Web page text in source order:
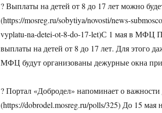
? Выплаты на детей от 8 до 17 лет можно
(https://mosreg.ru/sobytiya/novosti/news-
vyplatu-na-detei-ot-8-do-17-let)С 1 мая в МФЦ
выплаты на детей от 8 до 17 лет. Для этого
МФЦ будут организованы дежурные окна
? Портал «Добродел» напоминает о важности
(https://dobrodel.mosreg.ru/polls/325) До 15